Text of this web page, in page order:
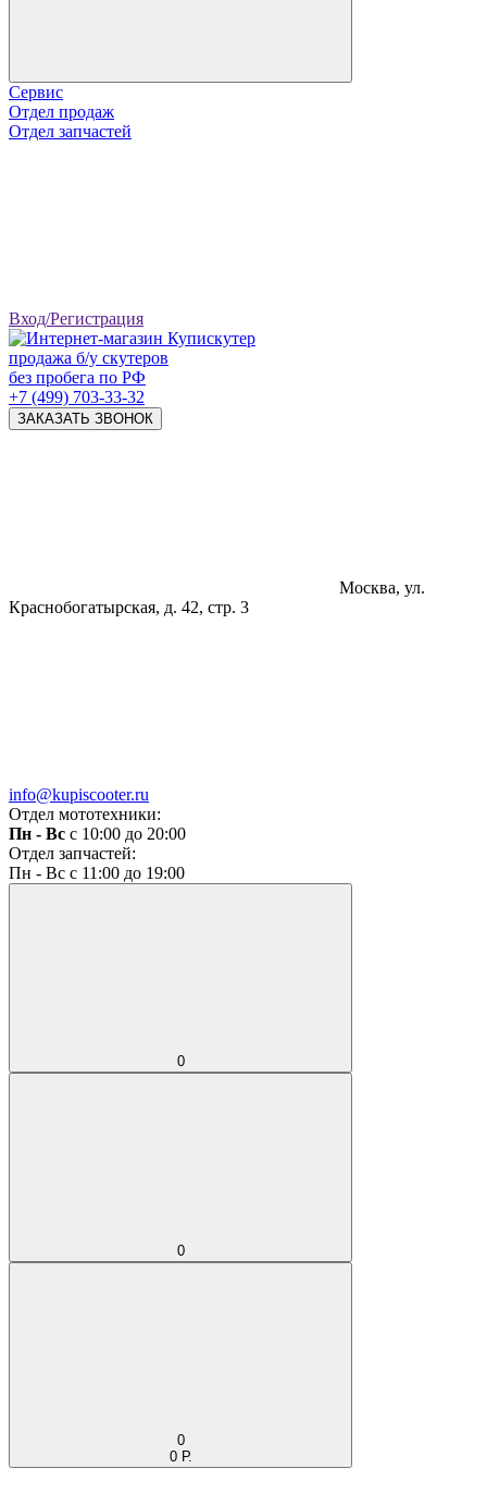
Сервис
Отдел продаж
Отдел запчастей
Вход/Регистрация
продажа б/у скутеров
без пробега по РФ
+7 (499) 703-33-32
ЗАКАЗАТЬ ЗВОНОК
Москва, ул.
Краснобогатырская, д. 42, стр. 3
info@kupiscooter.ru
Отдел мототехники:
Пн - Вс с 10:00 до 20:00
Отдел запчастей:
Пн - Вс с 11:00 до 19:00
0
0
0
0 Р.